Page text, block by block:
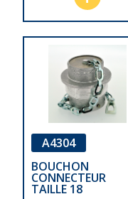
A4304
BOUCHON
CONNECTEUR
TAILLE 18